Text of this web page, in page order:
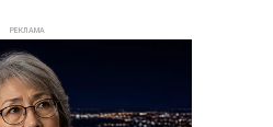
РЕКЛАМА